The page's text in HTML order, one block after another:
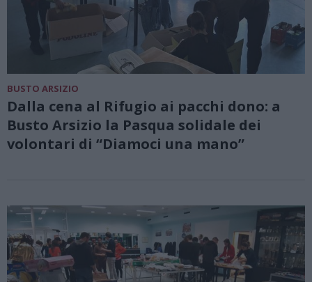
BUSTO ARSIZIO
Dalla cena al Rifugio ai pacchi dono: a
Busto Arsizio la Pasqua solidale dei
volontari di “Diamoci una mano”